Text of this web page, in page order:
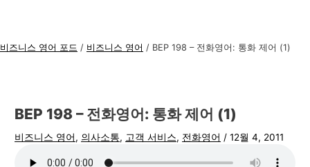
비즈니스 영어 포드 / 비즈니스 영어 / BEP 198 – 전화영어: 통화 제어 (1)
BEP 198 – 전화영어: 통화 제어 (1)
비즈니스 영어, 의사소통, 고객 서비스, 전화영어 /12월 4, 2011